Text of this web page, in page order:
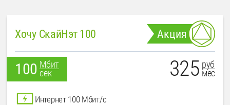
Хочу СкайНэт 100 Акция
100 Мбит
сек
325 руб
мес
Интернет 100 Мбит/с